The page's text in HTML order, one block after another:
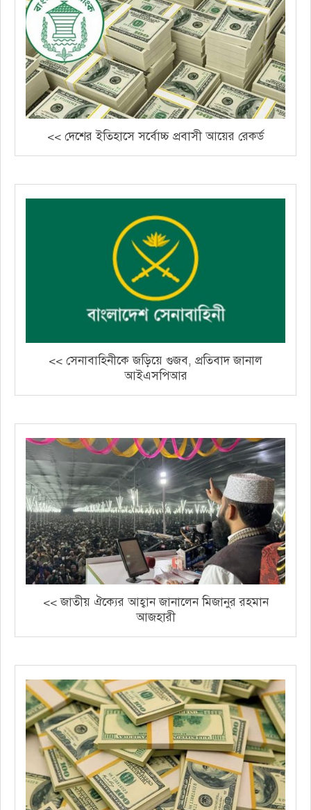
<< দেশের ইতিহাসে সর্বোচ্চ প্রবাসী আয়ের রেকর্ড
<< সেনাবাহিনীকে জড়িয়ে গুজব, প্রতিবাদ জানাল
আইএসপিআর
<< জাতীয় ঐক্যের আহ্বান জানালেন মিজানুর রহমান
আজহারী